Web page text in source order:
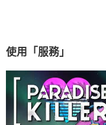
使用「服務」